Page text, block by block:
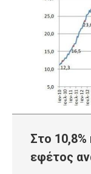
Στο 10,8%
εφέτος